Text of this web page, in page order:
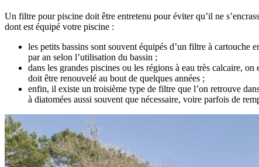
Un filtre pour piscine doit être entretenu pour éviter qu’il ne
dont est équipé votre piscine :
les petits bassins sont souvent équipés d’un filtre à cartouche
par an selon l’utilisation du bassin ;
dans les grandes piscines ou les régions à eau très calcaire,
doit être renouvelé au bout de quelques années ;
enfin, il existe un troisième type de filtre que l’on retrouve
à diatomées aussi souvent que nécessaire, voire parfois de